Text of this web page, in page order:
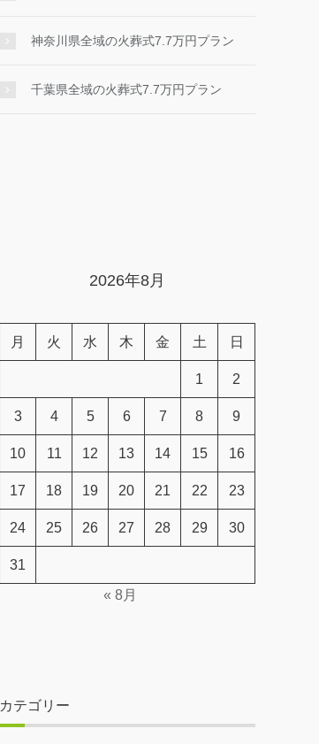
神奈川県全域の火葬式7.7万円プラン
千葉県全域の火葬式7.7万円プラン
2026年8月
月 火 水 木 金 土 日
1 2
3 4 5 6 7 8 9
10 11 12 13 14 15 16
17 18 19 20 21 22 23
24 25 26 27 28 29 30
31
« 8月
カテゴリー